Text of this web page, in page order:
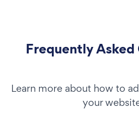
Frequently
Learn more about how to
your